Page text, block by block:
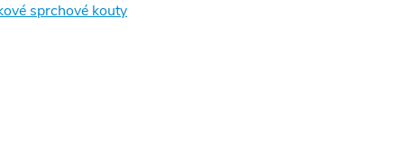
sprchové kouty